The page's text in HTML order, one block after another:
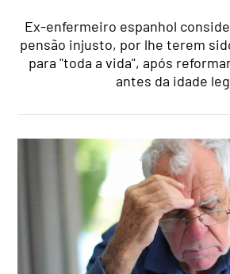
Ex-enfermeiro espanhol
pensão injusto, por lhe terem
para "toda a vida", após
antes da idade